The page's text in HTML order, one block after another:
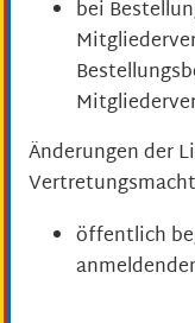
bei
Änderungen der
öffentlich